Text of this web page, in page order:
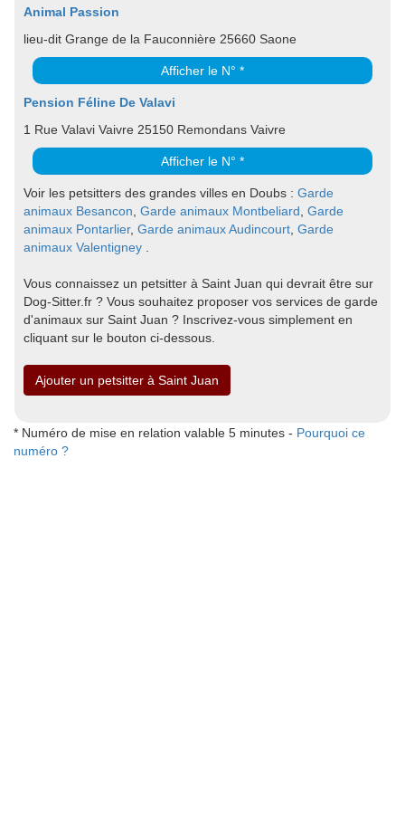
Animal Passion
lieu-dit Grange de la Fauconnière 25660 Saone
Afficher le N° *
Pension Féline De Valavi
1 Rue Valavi Vaivre 25150 Remondans Vaivre
Afficher le N° *
Voir les petsitters des grandes villes en Doubs : Garde
animaux Besancon Garde animaux Montbeliard Garde
animaux Pontarlier, Garde animaux Audincourt Garde
animaux Valentigney
Vous connaissez un petsitter à Saint Juan qui devrait être sur
Dog-Sitter.fr ? Vous souhaitez proposer vos services de garde
d'animaux sur Saint Juan ? Inscrivez-vous simplement en
cliquant sur le bouton ci-dessous.
Ajouter un petsitter à Saint Juan
* Numéro de mise en relation valable 5 minutes - Pourquoi ce
numéro ?